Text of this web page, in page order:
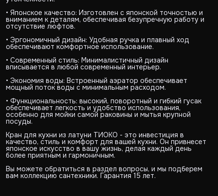
• Японское качество: Изготовлен с японской точностью и
вниманием к деталям, обеспечивая безупречную работу и
отсутствие люфтов.
• Эргономичный дизайн: Удобная ручка и плавный ход
обеспечивают комфортное использование.
• Современный стиль: Минималистичный дизайн
вписывается в любой современный интерьер.
• Экономия воды: Встроенный аэратор обеспечивает
мощный поток воды с минимальным расходом.
• Функциональность: высокий, поворотный и гибкий гусак
обеспечивает легкость и удобство использования,
особенно для мойки самой раковины и мытья крупной
посуды.
Кран для кухни из латуни ТИОКО - это инвестиция в
качество, стиль и комфорт для вашей кухни. Он привнесет
японское искусство в вашу жизнь, делая каждый день
более приятным и гармоничным.
Вы можете обратиться в раздел вопросы, и мы подберем
вам коллекцию сантехники. Гарантия 15 лет.